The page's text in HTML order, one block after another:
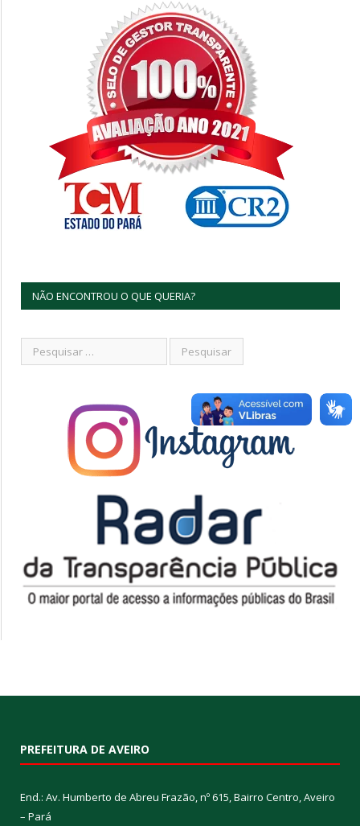
NÃO ENCONTROU O QUE QUERIA?
PREFEITURA DE AVEIRO
End.: Av. Humberto de Abreu Frazão, nº 615, Bairro Centro, Aveiro
– Pará